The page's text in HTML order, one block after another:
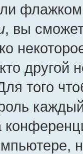
, вы
другой
того